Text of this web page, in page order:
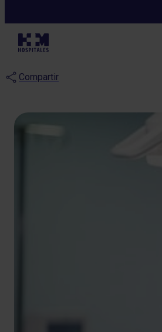
El
Compartir